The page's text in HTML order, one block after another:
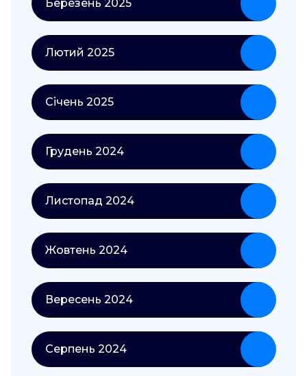
Березень 2025
Лютий 2025
Січень 2025
Грудень 2024
Листопад 2024
Жовтень 2024
Вересень 2024
Серпень 2024